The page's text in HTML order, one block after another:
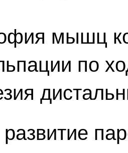
мышц
по
развитие